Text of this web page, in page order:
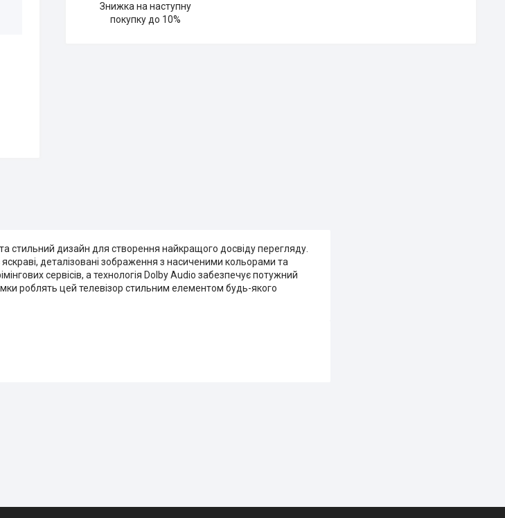
Знижка на наступну
покупку до 10%
та стильний дизайн для створення найкращого досвіду перегляду.
яскраві, деталізовані зображення з насиченими кольорами та
сервісів, а технологія Dolby Audio забезпечує потужний
роблять цей телевізор стильним елементом будь-якого